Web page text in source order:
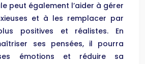
peut également l’aider à gérer
et à les remplacer par
positives et réalistes. En
ses pensées, il pourra
émotions et réduire sa